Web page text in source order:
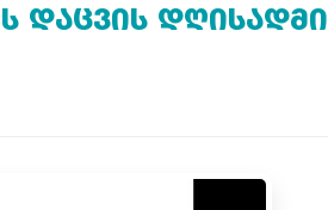
ᲓᲐᲪᲕᲘᲡ ᲓᲦᲘᲡᲐᲓᲛᲘ